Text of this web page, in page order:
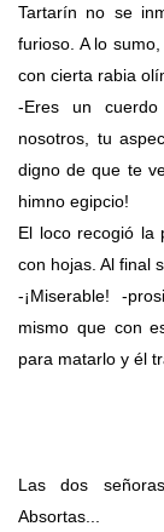
Tartarín no se
furioso. A lo
con cierta rabia
-Eres un
nosotros, tu
digno de que te
himno egipcio!
El loco recogió la
con hojas. Al final
-¡Miserable! -
mismo que con
para matarlo y él
Las dos
Absortas...